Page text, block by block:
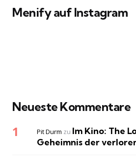
Menify auf Instagram
Neueste Kommentare
Pit Durm zu Im Kino: The
Geheimnis der